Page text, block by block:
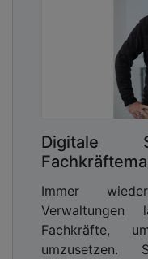
Digitale
Immer
Verwaltungen
Fachkräfte,
umzusetzen.